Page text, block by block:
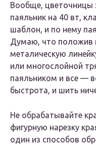
Вообще, цветочницы
паяльник на 40 вт,
шаблон, и по нему
Думаю, что положив
металическую
или многослойной
паяльником и все —
быстрота, и шить
Не обрабатывайте
фигурную нарезку
один из способов